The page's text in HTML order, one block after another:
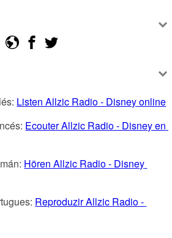
Listen Allzic Radio - Disney online
Ecouter Allzic Radio - Disney en
Hören Allzic Radio - Disney
Reproduzir Allzic Radio -